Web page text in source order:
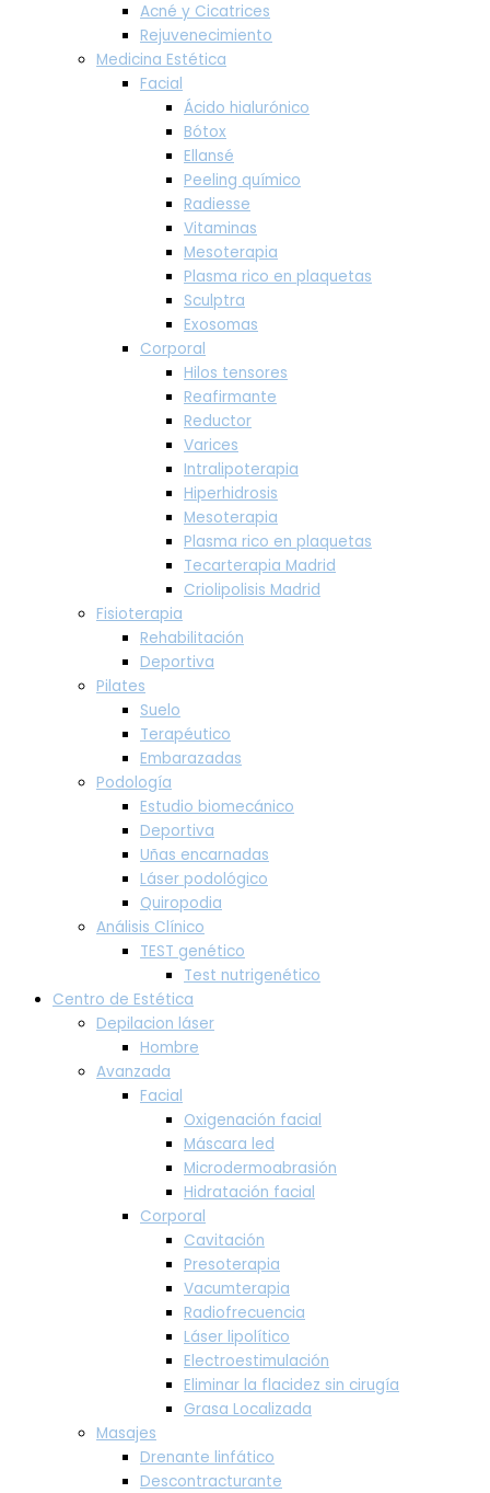
Acné y Cicatrices
Rejuvenecimiento
Medicina Estética
Facial
Ácido hialurónico
Bótox
Ellansé
Peeling químico
Radiesse
Vitaminas
Mesoterapia
Plasma rico en plaquetas
Sculptra
Exosomas
Corporal
Hilos tensores
Reafirmante
Reductor
Varices
Intralipoterapia
Hiperhidrosis
Mesoterapia
Plasma rico en plaquetas
Tecarterapia Madrid
Criolipolisis Madrid
Fisioterapia
Rehabilitación
Deportiva
Pilates
Suelo
Terapéutico
Embarazadas
Podología
Estudio biomecánico
Deportiva
Uñas encarnadas
Láser podológico
Quiropodia
Análisis Clínico
TEST genético
Test nutrigenético
Centro de Estética
Depilacion láser
Hombre
Avanzada
Facial
Oxigenación facial
Máscara led
Microdermoabrasión
Hidratación facial
Corporal
Cavitación
Presoterapia
Vacumterapia
Radiofrecuencia
Láser lipolítico
Electroestimulación
Eliminar la flacidez sin cirugía
Grasa Localizada
Masajes
Drenante linfático
Descontracturante